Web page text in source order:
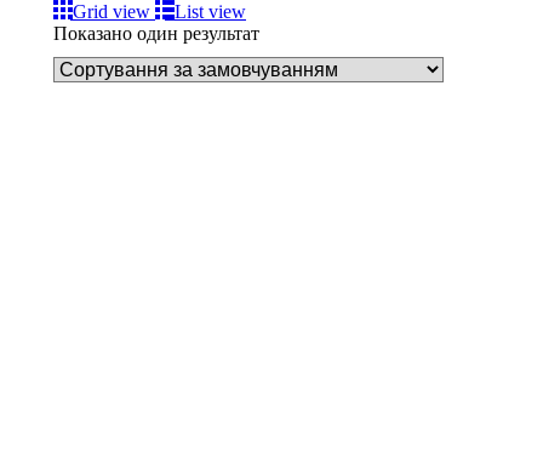
Grid view
List view
Показано один результат